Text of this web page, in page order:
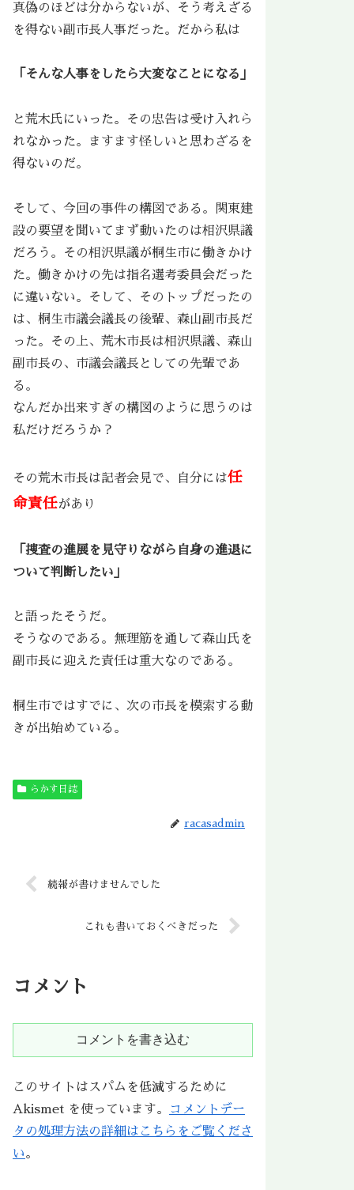
真偽のほどは分からないが、そう考えざる
を得ない副市長人事だった。だから私は
「そんな人事をしたら大変なことになる」
と荒木氏にいった。その忠告は受け入れら
れなかった。ますます怪しいと思わざるを
得ないのだ。
そして、今回の事件の構図である。関東建
設の要望を聞いてまず動いたのは相沢県議
だろう。その相沢県議が桐生市に働きかけ
た。働きかけの先は指名選考委員会だった
に違いない。そして、そのトップだったの
は、桐生市議会議長の後輩、森山副市長だ
った。その上、荒木市長は相沢県議、森山
副市長の、市議会議長としての先輩であ
る。
なんだか出来すぎの構図のように思うのは
私だけだろうか？
その荒木市長は記者会見で、自分には任
命責任があり
「捜査の進展を見守りながら自身の進退に
ついて判断したい」
と語ったそうだ。
そうなのである。無理筋を通して森山氏を
副市長に迎えた責任は重大なのである。
桐生市ではすでに、次の市長を模索する動
きが出始めている。
らかす日誌
racasadmin
続報が書けませんでした
これも書いておくべきだった
コメント
コメントを書き込む
このサイトはスパムを低減するために
Akismet を使っています。
コメントデー
タの処理方法の詳細はこちらをご覧くださ
い。